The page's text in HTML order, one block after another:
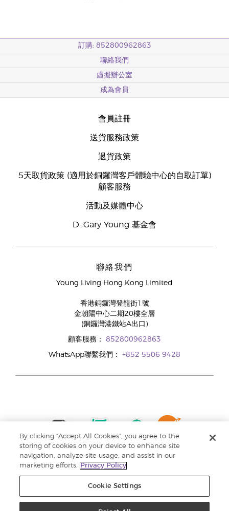
訂購: 852800962863
聯絡我們
虛擬辦公室
成為會員
會員註冊
送貨服務政策
退貨政策
5天取貨政策 (適用於銅鑼灣客戶體驗中心的自取訂單)
顧客服務
活動及媒體中心
D. Gary Young 基金會
聯絡我們
Young Living Hong Kong Limited
香港銅鑼灣登龍街1號
金朝陽中心二期20樓全層
(銅鑼灣港鐵站A出口)
顧客服務： 852800962863
WhatsApp聯繫我們： +852 5506 9428
By clicking “Accept All Cookies”, you agree to the
storing of cookies on your device to enhance site
navigation, analyze site usage, and assist in our
marketing efforts.
Privacy Policy
Cookie Settings